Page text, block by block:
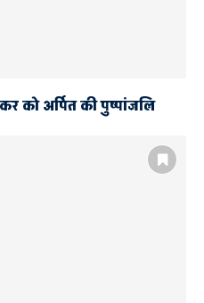
को अर्पित की पुष्पांजलि